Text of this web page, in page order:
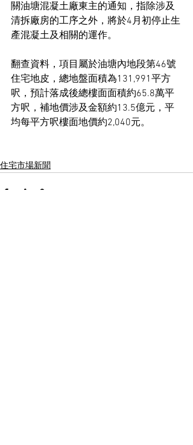
關油塘混凝土廠東主的通知，指除涉及
清拆廠房的工序之外，將於4月初停止生
產混凝土及相關的運作。
翻查資料，項目屬於油塘內地段第46號
住宅地皮，總地盤面積為131,991平方
呎，預計落成後總樓面面積約65.8萬平
方呎，補地價涉及金額約13.5億元，平
均每平方呎樓面地價約2,040元。
住宅市場新聞